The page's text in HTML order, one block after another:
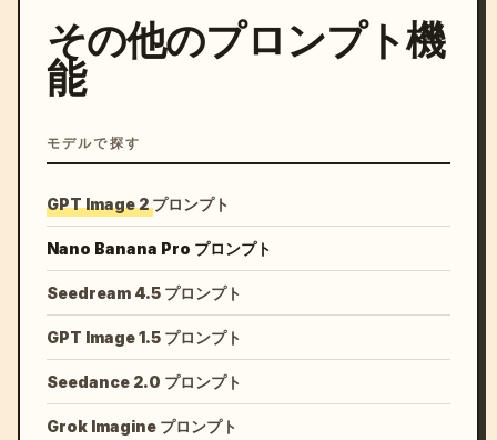
その他のプロンプト機
能
モデルで探す
GPT Image 2 プロンプト
Nano Banana Pro プロンプト
Seedream 4.5 プロンプト
GPT Image 1.5 プロンプト
Seedance 2.0 プロンプト
Grok Imagine プロンプト